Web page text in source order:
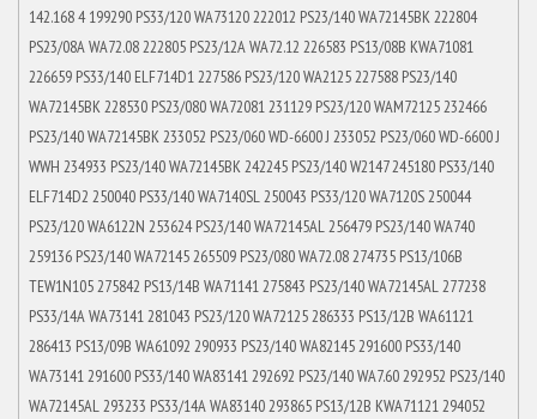
142.168 4 199290 PS33/120 WA73120 222012 PS23/140 WA72145BK 222804
PS23/08A WA72.08 222805 PS23/12A WA72.12 226583 PS13/08B KWA71081
226659 PS33/140 ELF714D1 227586 PS23/120 WA2125 227588 PS23/140
WA72145BK 228530 PS23/080 WA72081 231129 PS23/120 WAM72125 232466
PS23/140 WA72145BK 233052 PS23/060 WD-6600 J 233052 PS23/060 WD-6600 J
WWH 234933 PS23/140 WA72145BK 242245 PS23/140 W2147 245180 PS33/140
ELF714D2 250040 PS33/140 WA7140SL 250043 PS33/120 WA7120S 250044
PS23/120 WA6122N 253624 PS23/140 WA72145AL 256479 PS23/140 WA740
259136 PS23/140 WA72145 265509 PS23/080 WA72.08 274735 PS13/106B
TEW1N105 275842 PS13/14B WA71141 275843 PS23/140 WA72145AL 277238
PS33/14A WA73141 281043 PS23/120 WA72125 286333 PS13/12B WA61121
286413 PS13/09B WA61092 290933 PS23/140 WA82145 291600 PS33/140
WA73141 291600 PS33/140 WA83141 292692 PS23/140 WA7.60 292952 PS23/140
WA72145AL 293233 PS33/14A WA83140 293865 PS13/12B KWA71121 294052